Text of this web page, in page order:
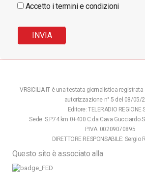
Accetto i termini e condizioni
VRSICILIA.IT è una testata giornalistica
autorizzazione n° 5 del 08/05/
Editore: TELERADIO REGIONE
Sede: S.P.74 km 0+400 C.da Cava Gucciardo
P.IVA: 00209070895
DIRETTORE RESPONSABILE: Sergio
Questo sito è associato alla